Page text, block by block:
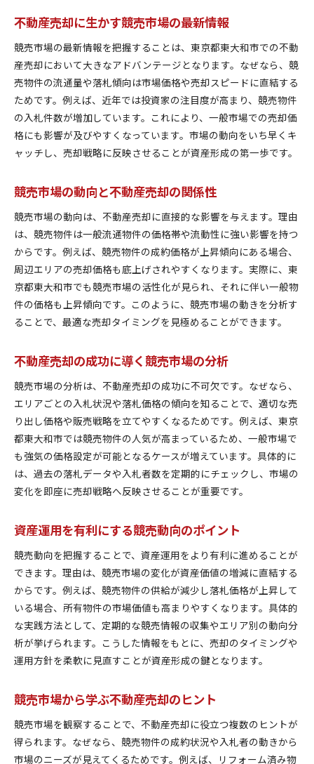
不動産売却に生かす競売市場の最新情報
競売市場の最新情報を把握することは、東京都東大和市での不動
産売却において大きなアドバンテージとなります。なぜなら、競
売物件の流通量や落札傾向は市場価格や売却スピードに直結する
ためです。例えば、近年では投資家の注目度が高まり、競売物件
の入札件数が増加しています。これにより、一般市場での売却価
格にも影響が及びやすくなっています。市場の動向をいち早くキ
ャッチし、売却戦略に反映させることが資産形成の第一歩です。
競売市場の動向と不動産売却の関係性
競売市場の動向は、不動産売却に直接的な影響を与えます。理由
は、競売物件は一般流通物件の価格帯や流動性に強い影響を持つ
からです。例えば、競売物件の成約価格が上昇傾向にある場合、
周辺エリアの売却価格も底上げされやすくなります。実際に、東
京都東大和市でも競売市場の活性化が見られ、それに伴い一般物
件の価格も上昇傾向です。このように、競売市場の動きを分析す
ることで、最適な売却タイミングを見極めることができます。
不動産売却の成功に導く競売市場の分析
競売市場の分析は、不動産売却の成功に不可欠です。なぜなら、
エリアごとの入札状況や落札価格の傾向を知ることで、適切な売
り出し価格や販売戦略を立てやすくなるためです。例えば、東京
都東大和市では競売物件の人気が高まっているため、一般市場で
も強気の価格設定が可能となるケースが増えています。具体的に
は、過去の落札データや入札者数を定期的にチェックし、市場の
変化を即座に売却戦略へ反映させることが重要です。
資産運用を有利にする競売動向のポイント
競売動向を把握することで、資産運用をより有利に進めることが
できます。理由は、競売市場の変化が資産価値の増減に直結する
からです。例えば、競売物件の供給が減少し落札価格が上昇して
いる場合、所有物件の市場価値も高まりやすくなります。具体的
な実践方法として、定期的な競売情報の収集やエリア別の動向分
析が挙げられます。こうした情報をもとに、売却のタイミングや
運用方針を柔軟に見直すことが資産形成の鍵となります。
競売市場から学ぶ不動産売却のヒント
競売市場を観察することで、不動産売却に役立つ複数のヒントが
得られます。なぜなら、競売物件の成約状況や入札者の動きから
市場のニーズが見えてくるためです。例えば、リフォーム済み物